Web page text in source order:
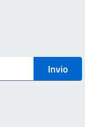
Invio